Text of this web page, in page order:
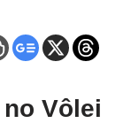
Vôlei